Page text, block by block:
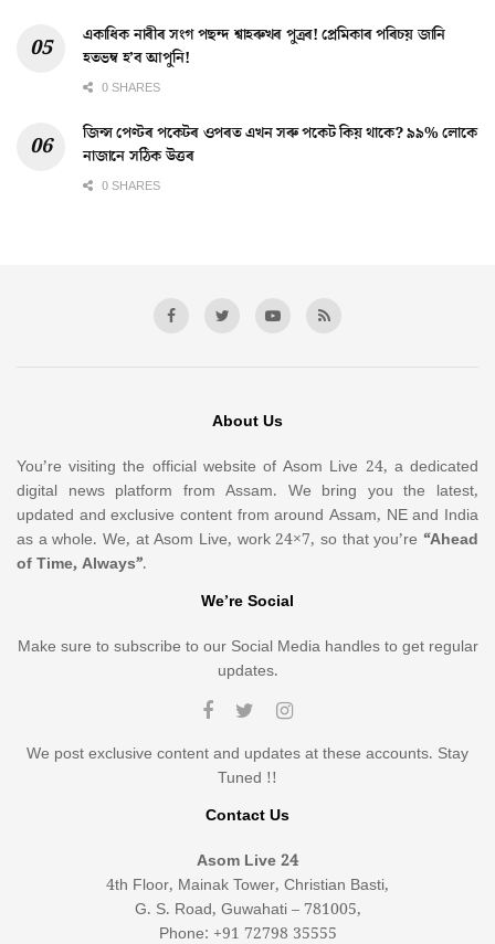
একাধিক নাৰীৰ সংগ পছন্দ শ্বাহৰুখৰ পুত্ৰৰ! প্ৰেমিকাৰ পৰিচয় জানি
হতভম্ব হ’ব আপুনি!
0 SHARES
জিন্স পেণ্টৰ পকেটৰ ওপৰত এখন সৰু পকেট কিয় থাকে? ৯৯% লোকে
নাজানে সঠিক উত্তৰ
0 SHARES
About Us
You’re visiting the official website of Asom Live 24, a dedicated
digital news platform from Assam. We bring you the latest,
updated and exclusive content from around Assam, NE and India
as a whole. We, at Asom Live, work 24×7, so that you’re “Ahead
of Time, Always”.
We’re Social
Make sure to subscribe to our Social Media handles to get regular
updates.
We post exclusive content and updates at these accounts. Stay
Tuned !!
Contact Us
Asom Live 24
4th Floor, Mainak Tower, Christian Basti,
G. S. Road, Guwahati – 781005,
Phone: +91 72798 35555